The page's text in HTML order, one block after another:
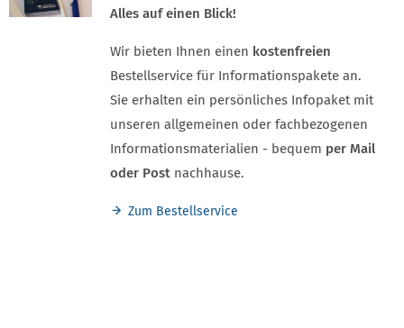
Alles auf einen Blick!
Wir bieten Ihnen einen kostenfreien
Bestellservice für Informationspakete an.
Sie erhalten ein persönliches Infopaket mit
unseren allgemeinen oder fachbezogenen
Informationsmaterialien - bequem per Mail
oder Post nachhause.
Zum Bestellservice